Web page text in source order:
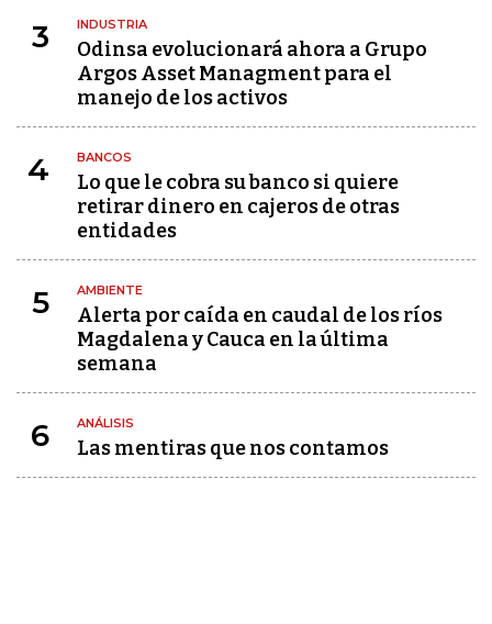
3 INDUSTRIA
Odinsa evolucionará ahora a Grupo
Argos Asset Managment para el
manejo de los activos
4 BANCOS
Lo que le cobra su banco si quiere
retirar dinero en cajeros de otras
entidades
5 AMBIENTE
Alerta por caída en caudal de los ríos
Magdalena y Cauca en la última
semana
6 ANÁLISIS
Las mentiras que nos contamos